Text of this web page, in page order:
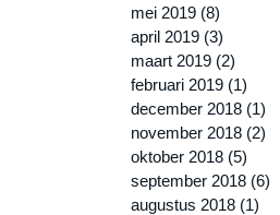
mei 2019 (8)
april 2019 (3)
maart 2019 (2)
februari 2019 (1)
december 2018 (1)
november 2018 (2)
oktober 2018 (5)
september 2018 (6)
augustus 2018 (1)